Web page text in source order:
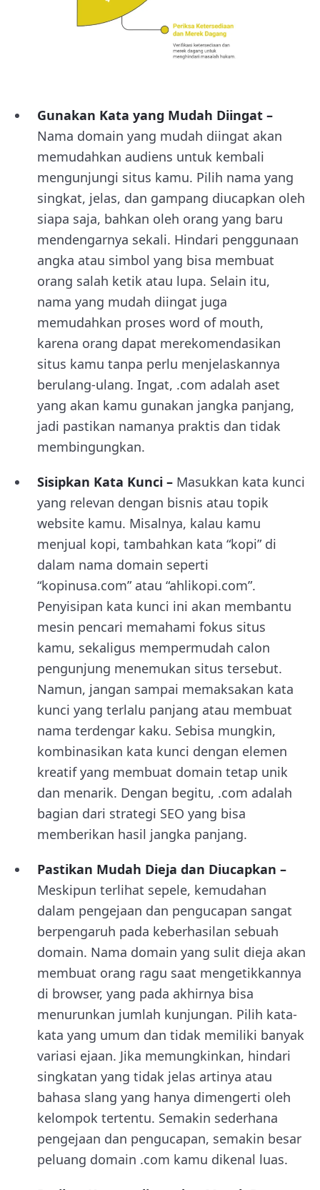
Gunakan Kata yang Mudah Diingat –
Nama domain yang mudah diingat akan
memudahkan audiens untuk kembali
mengunjungi situs kamu. Pilih nama yang
singkat, jelas, dan gampang diucapkan oleh
siapa saja, bahkan oleh orang yang baru
mendengarnya sekali. Hindari penggunaan
angka atau simbol yang bisa membuat
orang salah ketik atau lupa. Selain itu,
nama yang mudah diingat juga
memudahkan proses word of mouth,
karena orang dapat merekomendasikan
situs kamu tanpa perlu menjelaskannya
berulang-ulang. Ingat, .com adalah aset
yang akan kamu gunakan jangka panjang,
jadi pastikan namanya praktis dan tidak
membingungkan.
Sisipkan Kata Kunci – Masukkan kata kunci
yang relevan dengan bisnis atau topik
website kamu. Misalnya, kalau kamu
menjual kopi, tambahkan kata “kopi” di
dalam nama domain seperti
“kopinusa.com” atau “ahlikopi.com”.
Penyisipan kata kunci ini akan membantu
mesin pencari memahami fokus situs
kamu, sekaligus mempermudah calon
pengunjung menemukan situs tersebut.
Namun, jangan sampai memaksakan kata
kunci yang terlalu panjang atau membuat
nama terdengar kaku. Sebisa mungkin,
kombinasikan kata kunci dengan elemen
kreatif yang membuat domain tetap unik
dan menarik. Dengan begitu, .com adalah
bagian dari strategi SEO yang bisa
memberikan hasil jangka panjang.
Pastikan Mudah Dieja dan Diucapkan –
Meskipun terlihat sepele, kemudahan
dalam pengejaan dan pengucapan sangat
berpengaruh pada keberhasilan sebuah
domain. Nama domain yang sulit dieja akan
membuat orang ragu saat mengetikkannya
di browser, yang pada akhirnya bisa
menurunkan jumlah kunjungan. Pilih kata-
kata yang umum dan tidak memiliki banyak
variasi ejaan. Jika memungkinkan, hindari
singkatan yang tidak jelas artinya atau
bahasa slang yang hanya dimengerti oleh
kelompok tertentu. Semakin sederhana
pengejaan dan pengucapan, semakin besar
peluang domain .com kamu dikenal luas.